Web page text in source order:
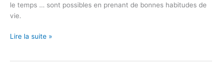
le temps … sont possibles en prenant de bonnes habitudes de
vie.
Lire la suite »